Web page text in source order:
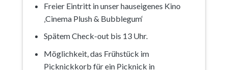
Freier Eintritt in unser hauseigenes Kino
‚Cinema Plush & Bubblegum‘
Spätem Check-out bis 13 Uhr.
Möglichkeit, das Frühstück im
Picknickkorb für ein Picknick in